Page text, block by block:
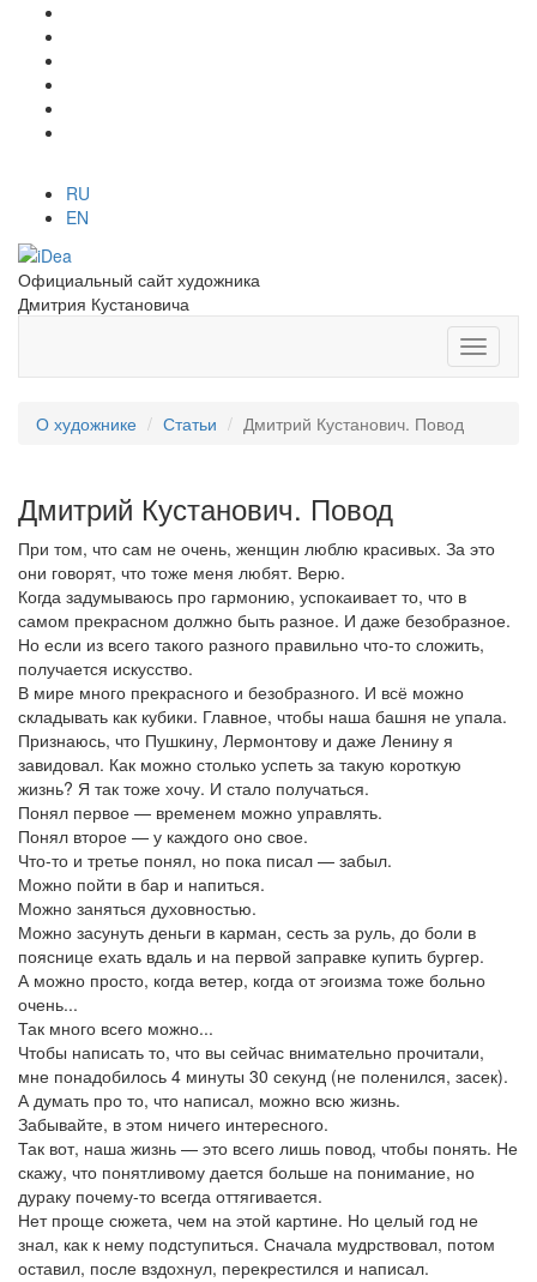
RU
EN
Официальный сайт художника
Дмитрия Кустановича
О художнике Статьи Дмитрий Кустанович. Повод
Дмитрий Кустанович. Повод
При том, что сам не очень, женщин люблю красивых. За это
они говорят, что тоже меня любят. Верю.
Когда задумываюсь про гармонию, успокаивает то, что в
самом прекрасном должно быть разное. И даже безобразное.
Но если из всего такого разного правильно что-то сложить,
получается искусство.
В мире много прекрасного и безобразного. И всё можно
складывать как кубики. Главное, чтобы наша башня не упала.
Признаюсь, что Пушкину, Лермонтову и даже Ленину я
завидовал. Как можно столько успеть за такую короткую
жизнь? Я так тоже хочу. И стало получаться.
Понял первое — временем можно управлять.
Понял второе — у каждого оно свое.
Что-то и третье понял, но пока писал — забыл.
Можно пойти в бар и напиться.
Можно заняться духовностью.
Можно засунуть деньги в карман, сесть за руль, до боли в
пояснице ехать вдаль и на первой заправке купить бургер.
А можно просто, когда ветер, когда от эгоизма тоже больно
очень...
Так много всего можно...
Чтобы написать то, что вы сейчас внимательно прочитали,
мне понадобилось 4 минуты 30 секунд (не поленился, засек).
А думать про то, что написал, можно всю жизнь.
Забывайте, в этом ничего интересного.
Так вот, наша жизнь — это всего лишь повод, чтобы понять. Не
скажу, что понятливому дается больше на понимание, но
дураку почему-то всегда оттягивается.
Нет проще сюжета, чем на этой картине. Но целый год не
знал, как к нему подступиться. Сначала мудрствовал, потом
оставил, после вздохнул, перекрестился и написал.